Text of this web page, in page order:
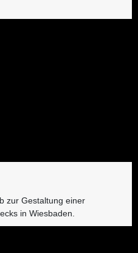
zur Gestaltung einer
in Wiesbaden.